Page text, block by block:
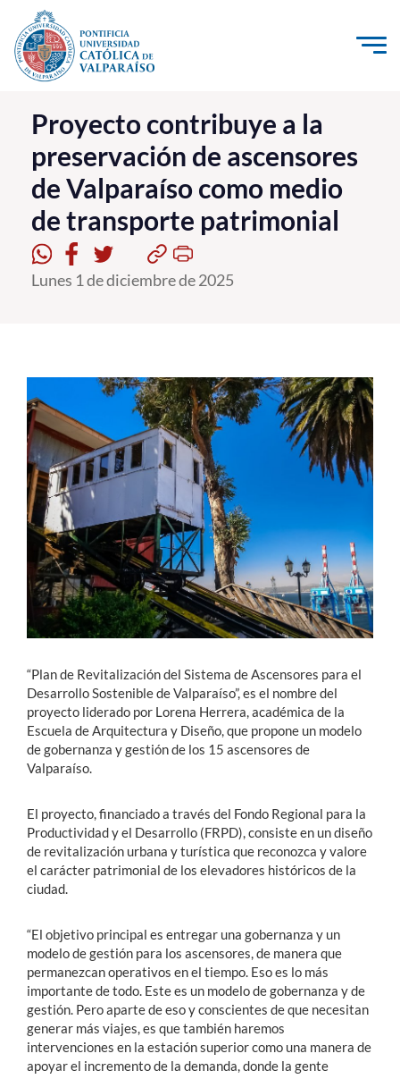
Click acá para ir directamente al contenido
La Universidad
Investigación, Creación e Innovación
PUCV Internacional
Vinculación con el Medio
Admisión
Formación Continua
Estudiantes
Académicos
Funcionarios
Alumni
English
Proyecto contribuye a la
preservación de ascensores
de Valparaíso como medio
de transporte patrimonial
Lunes 1 de diciembre de 2025
“Plan de Revitalización del Sistema de Ascensores para el
Desarrollo Sostenible de Valparaíso”, es el nombre del
proyecto liderado por Lorena Herrera, académica de la
Escuela de Arquitectura y Diseño, que propone un modelo
de gobernanza y gestión de los 15 ascensores de
Valparaíso.
El proyecto, financiado a través del Fondo Regional para la
Productividad y el Desarrollo (FRPD), consiste en un diseño
de revitalización urbana y turística que reconozca y valore
el carácter patrimonial de los elevadores históricos de la
ciudad.
“El objetivo principal es entregar una gobernanza y un
modelo de gestión para los ascensores, de manera que
permanezcan operativos en el tiempo. Eso es lo más
importante de todo. Este es un modelo de gobernanza y de
gestión. Pero aparte de eso y conscientes de que necesitan
generar más viajes, es que también haremos
intervenciones en la estación superior como una manera de
apoyar el incremento de la demanda, donde la gente